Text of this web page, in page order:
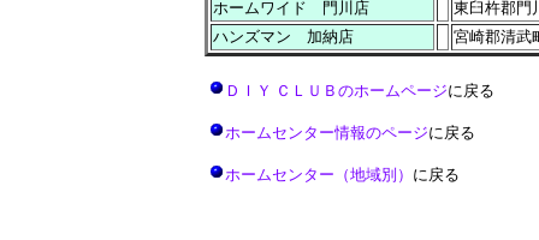
ホームワイド 門川店
東臼杵郡門
ハンズマン 加納店
宮崎郡清武
ＤＩＹ ＣＬＵＢのホームページに戻る
ホームセンター情報のページに戻る
ホームセンター（地域別） に戻る